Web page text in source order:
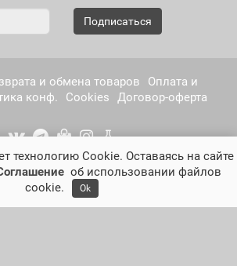
Подписаться
и обмена товаров
Оплата и
конф. Cookies Договор-оферта
технологию Cookie. Оставаясь на сайте
об использовании файлов
cookie.
Ok